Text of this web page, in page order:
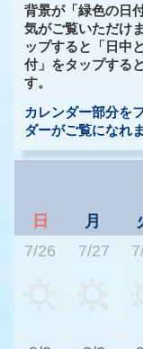
背景が「緑色の日
気がご覧いただけ
ップすると「日中
付」をタップする
す。
カレンダー部分を
ダーがご覧になれ
日 月
7/26
7/27